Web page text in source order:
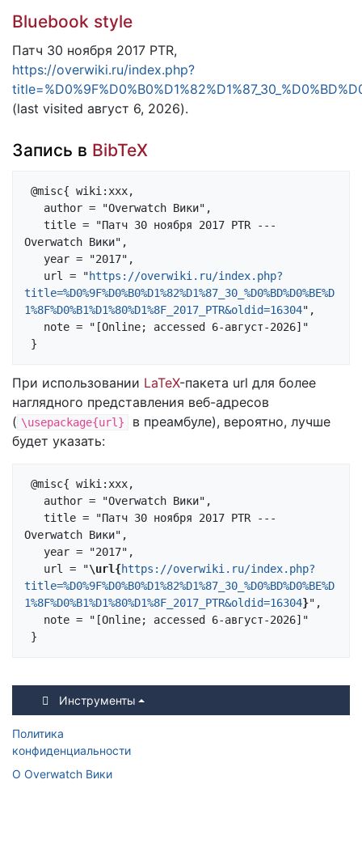
Bluebook style
Патч 30 ноября 2017 PTR,
https://overwiki.ru/index.php?
(last visited август 6, 2026).
Запись в BibTeX
Overwatch Вики",
   url = "
https://overwiki.ru/index.php?
title=%D0%9F%D0%B0%D1%82%D1%87_30_%D0%BD%D0%BE%D
1%8F%D0%B1%D1%80%D1%8F_2017_PTR&oldid=16304",
При использовании LaTeX-пакета url для более
наглядного представления веб-адресов
( \usepackage{url}
в преамбуле), вероятно, лучше
будет указать:
Overwatch Вики",
   url = "
\url{https://overwiki.ru/index.php?
title=%D0%9F%D0%B0%D1%82%D1%87_30_%D0%BD%D0%BE%D
1%8F%D0%B1%D1%80%D1%8F_2017_PTR&oldid=16304}",
Инструменты
Политика
конфиденциальности
О Overwatch Вики